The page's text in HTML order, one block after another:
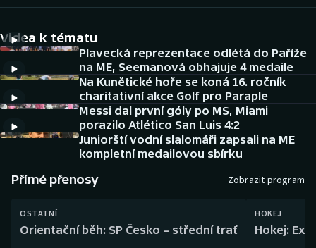
DALŠÍ SPORTY
Americký fotbal
Baseball a softbal
Biatlon
Boby a skeleton
NEPŘEHLÉDNĚTE
Historické návraty
Aplikace ČT sport
AZ kvíz
Videa k tématu
Plavecká reprezentace odlétá do Paříže
na ME, Seemanová obhajuje 4 medaile
Na Kunětické hoře se koná 16. ročník
charitativní akce Golf pro Paraple
Messi dal první góly po MS, Miami
porazilo Atlético San Luis 4:2
Juniorští vodní slalomáři zapsali na ME
kompletní medailovou sbírku
Přímé přenosy Zobrazit program
OSTATNÍ
Orientační běh: SP Česko – střední trať
HOKEJ
Hokej: